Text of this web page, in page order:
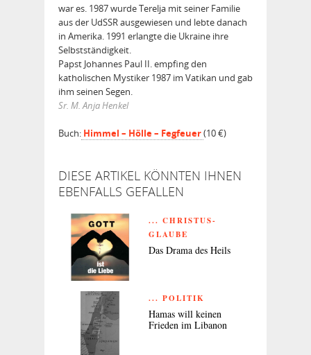
war es. 1987 wurde Terelja mit seiner Familie
aus der UdSSR ausgewiesen und lebte danach
in Amerika. 1991 erlangte die Ukraine ihre
Selbstständigkeit.
Papst Johannes Paul II. empfing den
katholischen Mystiker 1987 im Vatikan und gab
ihm seinen Segen.
Sr. M. Anja Henkel
Buch: Himmel – Hölle – Fegfeuer(10 €)
DIESE ARTIKEL KÖNNTEN IHNEN
EBENFALLS GEFALLEN
... CHRISTUS-
GLAUBE
Das Drama des Heils
... POLITIK
Hamas will keinen
Frieden im Libanon